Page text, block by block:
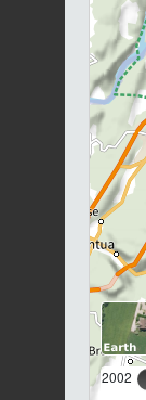
2002